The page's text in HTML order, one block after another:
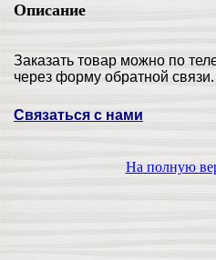
Описание
Заказать товар можно по
через форму обратной связи.
Связаться с нами
На полную